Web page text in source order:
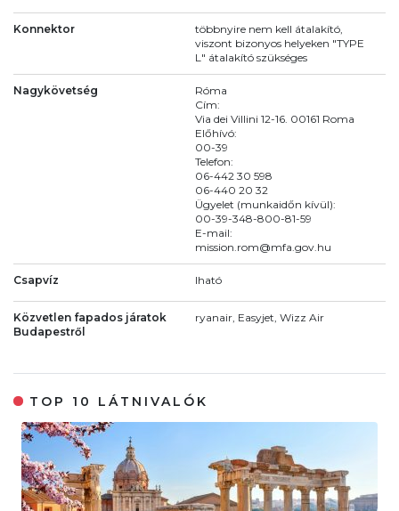
Konnektor
többnyire nem kell átalakító,
viszont bizonyos helyeken "TYPE
L" átalakító szükséges
Nagykövetség
Róma
Cím:
Via dei Villini 12-16. 00161 Roma
Előhívó:
00-39
Telefon:
06-442 30 598
06-440 20 32
Ügyelet (munkaidőn kívül):
00-39-348-800-81-59
E-mail:
mission.rom@mfa.gov.hu
Csapvíz Iható
Közvetlen fapados járatok
Budapestről
ryanair, Easyjet, Wizz Air
TOP 10 LÁTNIVALÓK